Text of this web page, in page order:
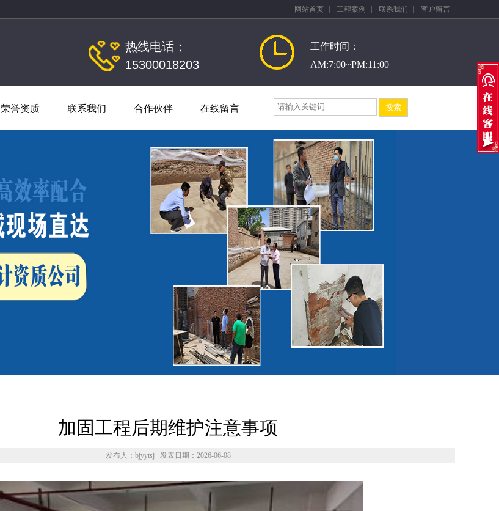
网站首页 工程案例 联系我们 客户留言
热线电话；
15300018203
工作时间：
AM:7:00~PM:11:00
荣誉资质 联系我们 合作伙伴 在线留言
加固工程后期维护注意事项
发布人：bjyytsj 发表日期：2026-06-08